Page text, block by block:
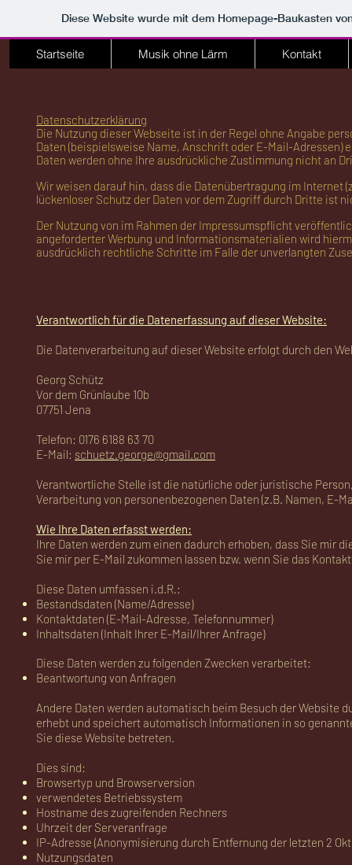
Diese Website wurde mit dem Homepage-Baukasten
Startseite Musik ohne Lärm Kontakt
Datenschutzerklärung
Die Nutzung dieser Webseite ist in der Regel ohne Angabe
Daten (beispielsweise Name, Anschrift oder E-Mail-
Daten werden ohne Ihre ausdrückliche Zustimmung nicht an
Wir weisen darauf hin, dass die Datenübertragung im Internet
lückenloser Schutz der Daten vor dem Zugriff durch Dritte ist
Der Nutzung von im Rahmen der Impressumspflicht
angeforderter Werbung und Informationsmaterialien wird
ausdrücklich rechtliche Schritte im Falle der unverlangten
Verantwortlich für die Datenerfassung auf dieser Website:
Die Datenverarbeitung auf dieser Website erfolgt durch den
Georg Schütz
Vor dem Grünlaube 10b
07751 Jena
Telefon: 0176 6188 63 70
E-Mail: schuetz.george@gmail.com
Verantwortliche Stelle ist die natürliche oder juristische
Verarbeitung von personenbezogenen Daten (z.B. Namen, E-
Wie Ihre Daten erfasst werden:
Ihre Daten werden zum einen dadurch erhoben, dass Sie mir
Sie mir per E-Mail zukommen lassen bzw. wenn Sie das
Diese Daten umfassen i.d.R.:
Bestandsdaten (Name/Adresse)
Kontaktdaten (E-Mail-Adresse, Telefonnummer)
Inhaltsdaten (Inhalt Ihrer E-Mail/Ihrer Anfrage)
Diese Daten werden zu folgenden Zwecken verarbeitet:
Beantwortung von Anfragen
Andere Daten werden automatisch beim Besuch der Website
erhebt und speichert automatisch Informationen in so
Sie diese Website betreten.
Dies sind:
Browsertyp und Browserversion
verwendetes Betriebssystem
Hostname des zugreifenden Rechners
Uhrzeit der Serveranfrage
IP-Adresse (Anonymisierung durch Entfernung der letzten 2
Nutzungsdaten